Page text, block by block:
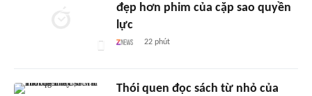
đẹp hơn phim của cặp sao quyền
lực
22 phút
Thói quen đọc sách từ nhỏ của